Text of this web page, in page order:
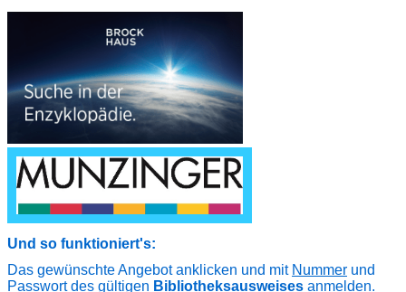
Und so funktioniert's:
Das gewünschte Angebot anklicken und mit Nummer und
Passwortdes gültigen Bibliotheksausweises anmelden.